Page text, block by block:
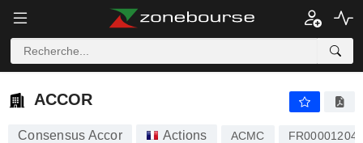
ACCOR
ACCOR
Consensus Accor Actions ACMC